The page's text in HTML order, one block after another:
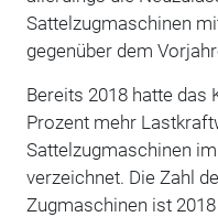
Sattelzugmaschinen
gegenüber dem
Bereits 2018 hatte das
Prozent mehr
Sattelzugmaschinen
verzeichnet. Die Zahl
Zugmaschinen ist